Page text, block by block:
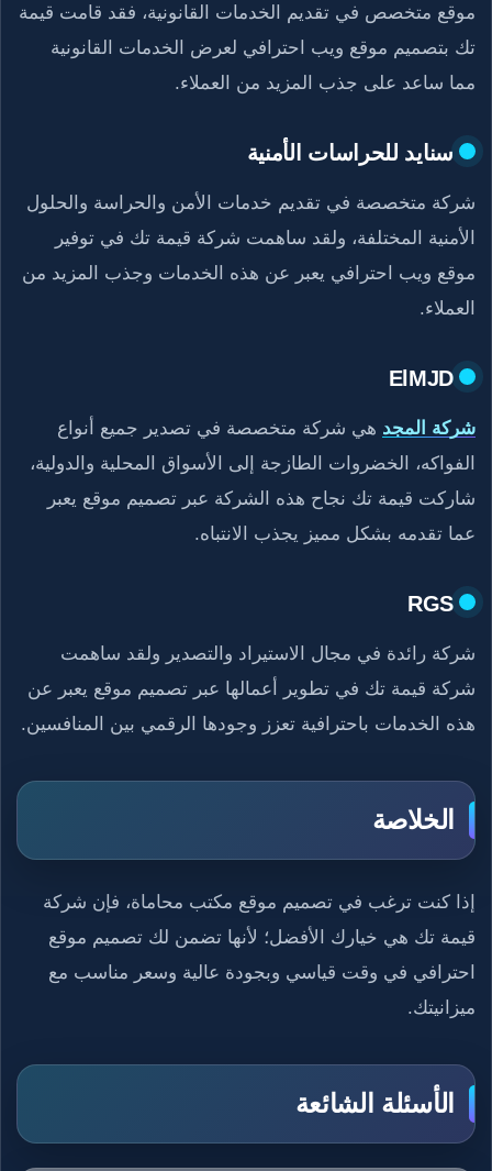
موقع متخصص في تقديم الخدمات القانونية، فقد قامت قيمة
تك بتصميم موقع ويب احترافي لعرض الخدمات القانونية
مما ساعد على جذب المزيد من العملاء.
سنايد للحراسات الأمنية
شركة متخصصة في تقديم خدمات الأمن والحراسة والحلول
الأمنية المختلفة، ولقد ساهمت شركة قيمة تك في توفير
موقع ويب احترافي يعبر عن هذه الخدمات وجذب المزيد من
العملاء.
ElMJD
شركة المجد هي شركة متخصصة في تصدير جميع أنواع
الفواكه، الخضروات الطازجة إلى الأسواق المحلية والدولية،
شاركت قيمة تك نجاح هذه الشركة عبر تصميم موقع يعبر
عما تقدمه بشكل مميز يجذب الانتباه.
RGS
شركة رائدة في مجال الاستيراد والتصدير ولقد ساهمت
شركة قيمة تك في تطوير أعمالها عبر تصميم موقع يعبر عن
هذه الخدمات باحترافية تعزز وجودها الرقمي بين المنافسين.
الخلاصة
إذا كنت ترغب في تصميم موقع مكتب محاماة، فإن شركة
قيمة تك هي خيارك الأفضل؛ لأنها تضمن لك تصميم موقع
احترافي في وقت قياسي وبجودة عالية وسعر مناسب مع
ميزانيتك.
الأسئلة الشائعة